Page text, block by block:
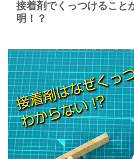
接着剤でくっつけること
明！？